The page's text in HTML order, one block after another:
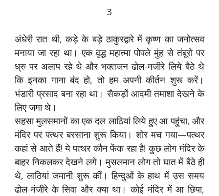
3
अंधेरी रात थी, कड़े के बड़े ठाकुरद्वारे में कृष्ण का जनोत्सव
मनाया जा रहा था। एक वृद्ध महात्मा पोपले मुंह से तंबूरो पर
ध्रु पर अलाप रहे थे और भक्तजन ढोल-मजीरे लिये बैठे थे
कि इनका गाना बंद हो, तो हम अपनी कीर्तन शुरू करें।
भंडारी प्रसाद बना रहा था। सैकड़ों आदमी तमाशा देखने के
लिए जमा थे।
सहसा मुलसमानों का एक दल लाठियां लिये हुए आ पहुंचा, और
मंदिर पर पत्थर बरसाना शुरू किया। शोर मच गया—पत्थर
कहां से आते हैं! ये पत्थर कौन फेंक रहा है! कुछ लोग मंदिर के
बाहर निकलकर देखने लगे। मुसलमान लोग तो घात में बैठे ही
थे, लाठियां जमानी शुरू कीं। हिन्दुओं के हाथ में उस समय
ढोल-मंजीरे के सिवा और क्या था। कोई मंदिर में आ छिपा,